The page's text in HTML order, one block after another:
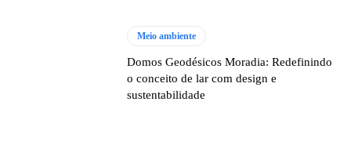
Meio ambiente
Domos Geodésicos Moradia: Redefinindo
o conceito de lar com design e
sustentabilidade